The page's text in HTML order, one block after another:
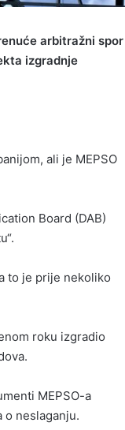
arbitražni spor
izgradnje
ali je MEPSO
Board (DAB)
to je prije nekoliko
roku izgradio
MEPSO-a
o neslaganju.